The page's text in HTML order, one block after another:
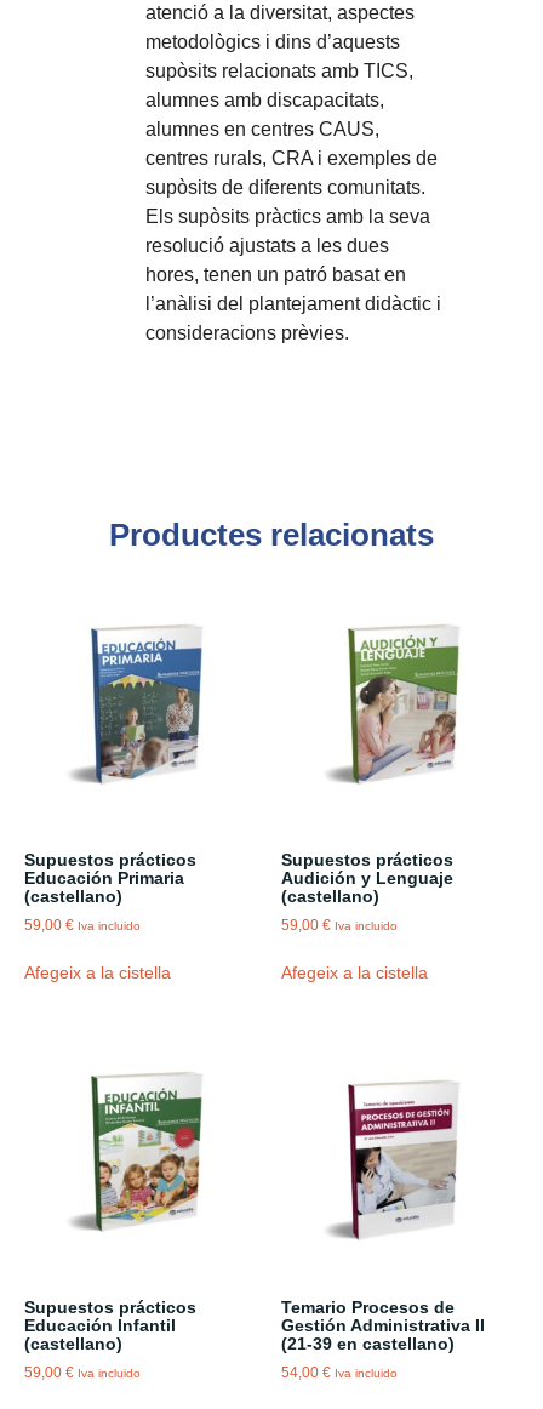
atenció a la diversitat, aspectes
metodològics i dins d’aquests
supòsits relacionats amb TICS,
alumnes amb discapacitats,
alumnes en centres CAUS,
centres rurals, CRA i exemples de
supòsits de diferents comunitats.
Els supòsits pràctics amb la seva
resolució ajustats a les dues
hores, tenen un patró basat en
l’anàlisi del plantejament didàctic i
consideracions prèvies.
Productes relacionats
Supuestos prácticos
Educación Primaria
(castellano)
59,00 € Iva incluido
Afegeix a la cistella
Supuestos prácticos
Audición y Lenguaje
(castellano)
59,00€ Iva incluido
Afegeix a la cistella
Supuestos prácticos
Educación Infantil
(castellano)
59,00 € Iva incluido
Temario Procesos de
Gestión Administrativa II
(21-39 en castellano)
54,00€ Iva incluido